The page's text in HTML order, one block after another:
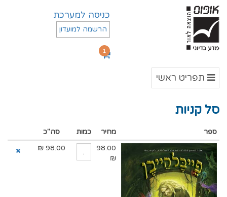
כניסה למערכת
הרשמה למועדון
1
תפריט
תפריט ראשי
סל קניות
ספר מחיר כמות סה"כ
98.00
₪
98.00
₪